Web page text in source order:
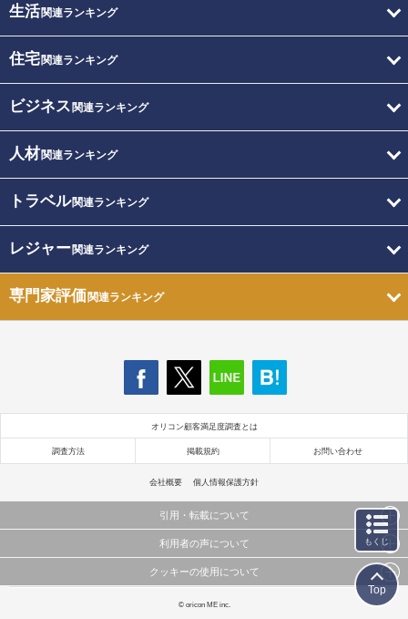
生活関連ランキング
住宅関連ランキング
ビジネス 関連ランキング
人材関連ランキング
トラベル関連ランキング
レジャー関連ランキング
専門家評価関連ランキング
オリコン顧客満足度調査とは
調査方法 掲載規約 お問い合わせ
会社概要 個人情報保護方針
引用・転載について
当サイトで公開されている情報（文字、写真、イラスト、画像データ等）及びこれらの配置・
これらの情報を権利者の許可なく無断転載・複製などの二次利用を行うことは固く禁じており
利用者の声について
当サイトに掲載している内容はすべてサービスの利用者が提出された見解・感想です。
弊社の見解・ 意見ではないことをご理解いただいた上でご覧ください。
クッキーの使用について
このサイトでは Cookie を使用して、ユーザーに合わせたコンテンツや広告の表示、ソーシャル
© oricon ME inc.
もくじ
Top